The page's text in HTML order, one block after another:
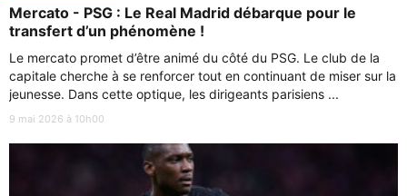
Mercato - PSG : Le Real Madrid débarque pour le
transfert d’un phénomène !
Le mercato promet d’être animé du côté du PSG. Le club de la
capitale cherche à se renforcer tout en continuant de miser sur la
jeunesse. Dans cette optique, les dirigeants parisiens ...
9 mai 2026 à 10h00